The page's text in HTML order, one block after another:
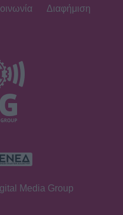
look
Διαφήμιση
Media Group